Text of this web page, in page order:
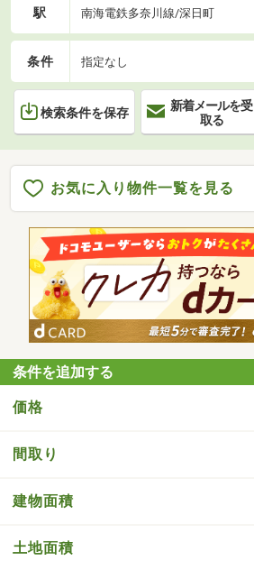
駅 南海電鉄多奈川線/深日町
条件 指定なし
検索条件を保存
新着メールを受
取る
お気に入り物件一覧を見る
条件を追加する
価格
間取り
建物面積
土地面積